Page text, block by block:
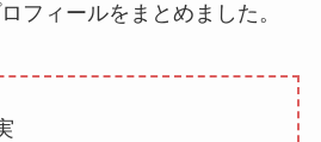
フィールをまとめました。